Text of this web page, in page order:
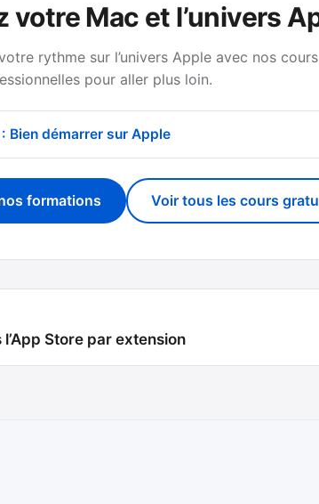
votre Mac et l’univers
rythme sur l’univers Apple avec nos
pour aller plus loin.
Bien démarrer sur Apple
formations Voir tous les cours
Store par extension